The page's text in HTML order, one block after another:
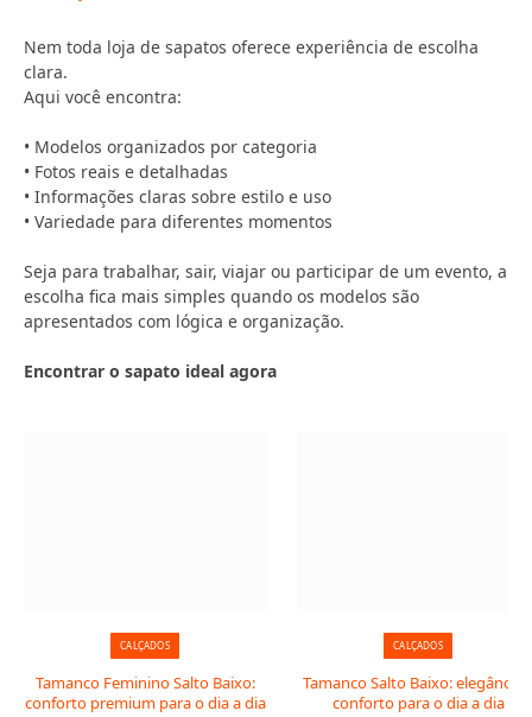
Nem toda loja de sapatos oferece experiência de escolha
clara.
Aqui você encontra:
• Modelos organizados por categoria
• Fotos reais e detalhadas
• Informações claras sobre estilo e uso
• Variedade para diferentes momentos
Seja para trabalhar, sair, viajar ou participar de um evento, a
escolha fica mais simples quando os modelos são
apresentados com lógica e organização.
Encontrar o sapato ideal agora
CALÇADOS
Tamanco Feminino Salto Baixo:
conforto premium para o dia a dia
CALÇADOS
Tamanco Salto Baixo: elegância
conforto para o dia a dia